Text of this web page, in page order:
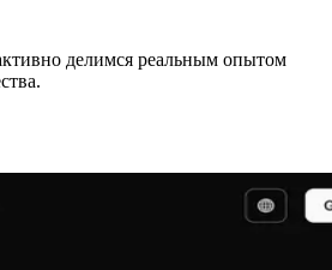
делимся реальным опытом